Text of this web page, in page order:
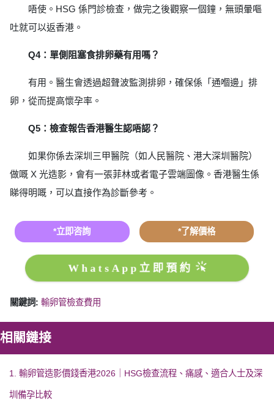
唔使。HSG 係門診檢查，做完之後觀察一個鐘，無頭暈嘔
吐就可以返香港。
Q4：單側阻塞食排卵藥有用嗎？
有用。醫生會透過超聲波監測排卵，確保係「通嗰邊」排
卵，從而提高懷孕率。
Q5：檢查報告香港醫生認唔認？
如果你係去深圳三甲醫院（如人民醫院、港大深圳醫院）
做嘅 X 光造影，會有一張菲林或者電子雲端圖像。香港醫生係
睇得明嘅，可以直接作為診斷參考。
*立即咨詢 *了解價格
WhatsApp立即預約
關鍵詞: 輸卵管檢查費用
相關鏈接
1. 輸卵管造影價錢香港2026｜HSG檢查流程、痛感、適合人士及深
圳備孕比較